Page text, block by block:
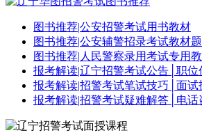
图书推荐|公安招警考试用书教材
图书推荐|公安辅警招录考试教材
图书推荐| 人民警察录用考试专用
报考解读|辽宁招警考试公告│职
报考解读|招警考试笔试技巧│面试
报考解读|招警考试疑难解答│电话